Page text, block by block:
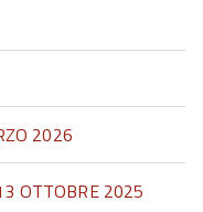
2026
OTTOBRE 2025